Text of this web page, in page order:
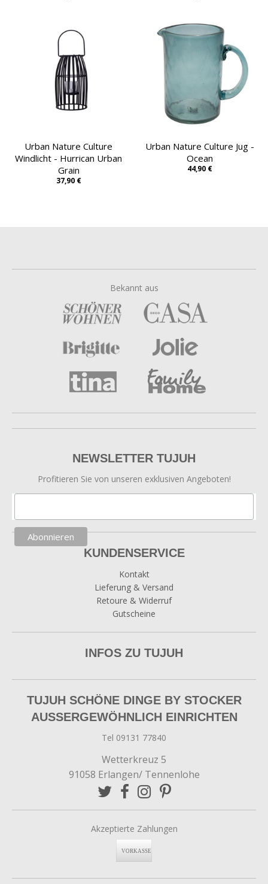
Urban Nature Culture
Windlicht - Hurrican Urban
Grain
37,90 €
Urban Nature Culture Jug -
Ocean
44,90 €
Bekannt aus
NEWSLETTER TUJUH
Profitieren Sie von unseren exklusiven Angeboten!
KUNDENSERVICE
Kontakt
Lieferung & Versand
Retoure & Widerruf
Gutscheine
INFOS ZU TUJUH
TUJUH SCHÖNE DINGE BY STOCKER
AUSSERGEWÖHNLICH EINRICHTEN
Tel 09131 77840
Wetterkreuz 5
91058 Erlangen/ Tennenlohe
Akzeptierte Zahlungen